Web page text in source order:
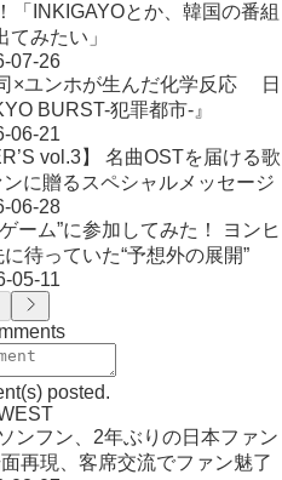
「INKIGAYOとか、韓国の番組
てみたい」
07-26
×ユンホが生んだ化学反応 日
BURST-犯罪都市-』
06-21
vol.3】 名曲OSTを届ける歌
に贈るスペシャルメッセージ
06-28
ーム”に参加してみた！ ヨンヒ
待っていた“予想外の展開”
05-11
posted.
ンフン、2年ぶりの日本ファン
再現、客席交流でファン魅了